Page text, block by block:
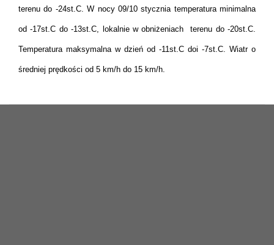
terenu do -24st.C. W nocy 09/10 stycznia temperatura minimalna
od -17st.C do -13st.C, lokalnie w obniżeniach terenu do -20st.C.
Temperatura maksymalna w dzień od -11st.C doi -7st.C. Wiatr o
średniej prędkości od 5 km/h do 15 km/h.